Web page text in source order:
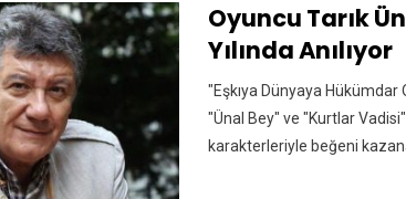
Oyuncu Tarık
Yılında Anılıyor
"Eşkıya Dünyaya Hükümdar
"Ünal Bey" ve "Kurtlar
karakterleriyle beğeni